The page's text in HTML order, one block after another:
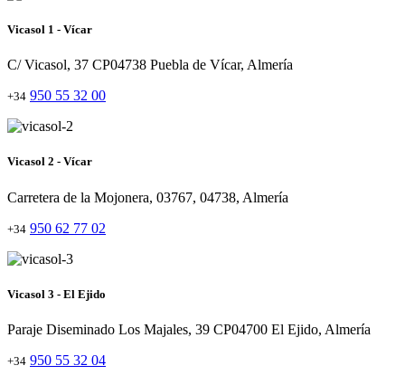
Vicasol 1 - Vícar
C/ Vicasol, 37 CP04738 Puebla de Vícar, Almería
+34 950 55 32 00
Vicasol 2 - Vícar
Carretera de la Mojonera, 03767, 04738, Almería
+34 950 62 77 02
Vicasol 3 - El Ejido
Paraje Diseminado Los Majales, 39 CP04700 El Ejido, Almería
+34 950 55 32 04